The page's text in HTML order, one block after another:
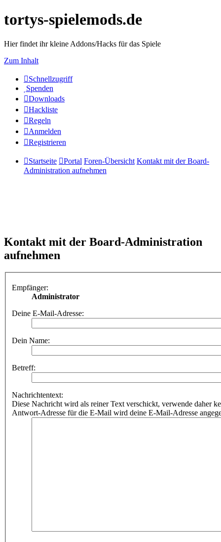
tortys-spielemods.de
Hier findet ihr kleine Addons/Hacks für das Spiele
Zum Inhalt
Schnellzugriff
Spenden
Downloads
Hackliste
Regeln
Anmelden
Registrieren
Startseite Portal Foren-Übersicht Kontakt mit der Board-
Administration aufnehmen
Kontakt mit der Board-Administration
aufnehmen
Empfänger:
Administrator
Deine E-Mail-Adresse:
Dein Name:
Betreff:
Nachrichtentext:
Diese Nachricht wird als reiner Text verschickt, verwende daher
Antwort-Adresse für die E-Mail wird deine E-Mail-Adresse